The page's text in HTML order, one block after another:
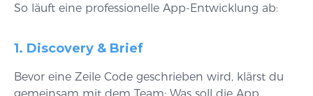
So läuft eine professionelle App-Entwicklung ab:
1. Discovery & Brief
Bevor eine Zeile Code geschrieben wird, klärst du
gemeinsam mit dem Team: Was soll die App